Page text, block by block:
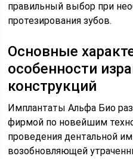
правильный выбор при
протезирования зубов.
Основные
особенности
конструкций
Имплантаты Альфа Био
фирмой по новейшим
проведения дентальной
возобновляющей